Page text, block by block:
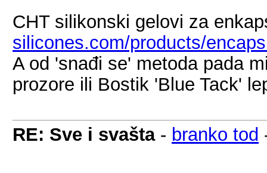
CHT silikonski gelovi za
silicones.com/products/
A od 'snađi se' metoda pada
prozore ili Bostik 'Blue Tack'
RE: Sve i svašta- branko tod